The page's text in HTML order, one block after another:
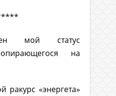
мой статус
на
ракурс «энергета»